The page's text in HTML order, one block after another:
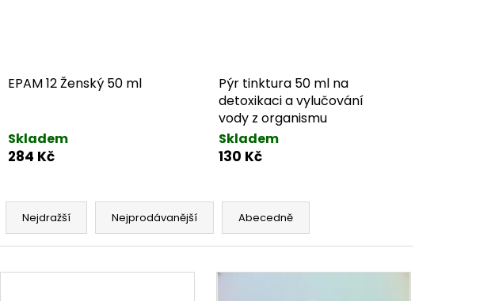
EPAM 12 Ženský 50 ml
Skladem
284 Kč
Pýr tinktura 50 ml na
detoxikaci a vylučování
vody z organismu
Skladem
130 Kč
Nejdražší Nejprodávanější Abecedně